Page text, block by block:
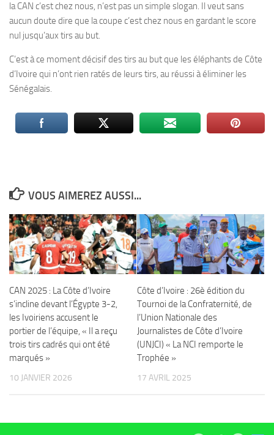
la CAN c’est chez nous, n’est pas un simple slogan. Il veut sans
aucun doute dire que la coupe c’est chez nous en gardant le score
nul jusqu’aux tirs au but.
C’est à ce moment décisif des tirs au but que les éléphants de Côte
d’Ivoire qui n’ont rien ratés de leurs tirs, au réussi à éliminer les
Sénégalais.
VOUS AIMEREZ AUSSI...
CAN 2025 : La Côte d’Ivoire
s’incline devant l’Égypte 3-2,
les Ivoiriens accusent le
portier de l’équipe, « Il a reçu
trois tirs cadrés qui ont été
marqués »
10 JANVIER 2026
Côte d’Ivoire : 26è édition du
Tournoi de la Confraternité, de
l’Union Nationale des
Journalistes de Côte d’Ivoire
(UNJCI) « La NCI remporte le
Trophée »
17 AVRIL 2025